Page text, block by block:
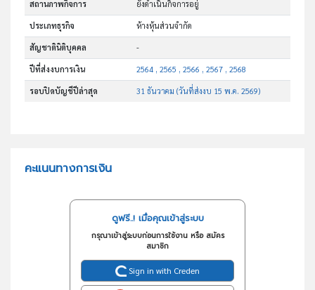
สถานภาพกิจการ ยังดำเนินกิจการอยู่
ประเภทธุรกิจ ห้างหุ้นส่วนจำกัด
สัญชาตินิติบุคคล -
ปีที่ส่งงบการเงิน 2564 , 2565 , 2566 , 2567 , 2568
รอบปิดบัญชีปีล่าสุด 31 ธันวาคม (วันที่ส่งงบ 15 พ.ค. 2569)
คะแนนทางการเงิน
ดูฟรี..! เมื่อคุณเข้าสู่ระบบ
กรุณาเข้าสู่ระบบก่อนการใช้งาน หรือ สมัคร
สมาชิก
Sign in with Creden